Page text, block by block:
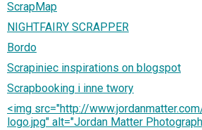
ScrapMap
NIGHTFAIRY SCRAPPER
Bordo
Scrapiniec inspirations on blogspot
Scrapbooking i inne twory
<img src="http://
logo.jpg" alt="Jordan Matter